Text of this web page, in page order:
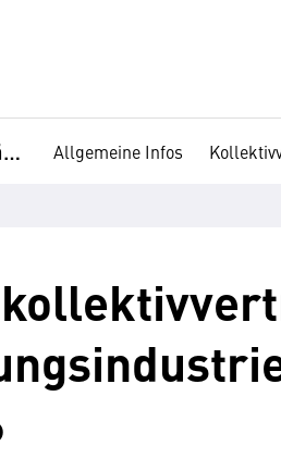
Kollektivverträge Allgemeine Infos